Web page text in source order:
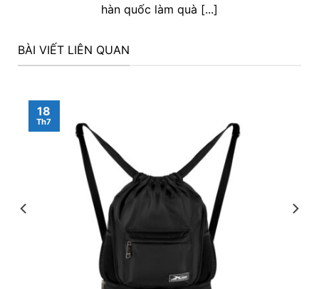
hàn quốc làm quà [...]
BÀI VIẾT LIÊN QUAN
18
Th7